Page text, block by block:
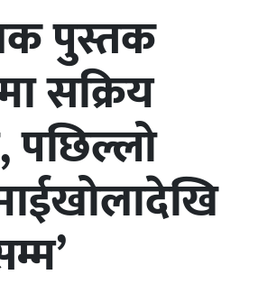
पुस्तक
सक्रिय
पछिल्लो